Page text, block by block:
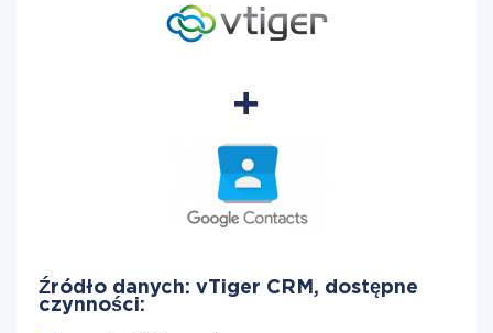
Źródło danych: vTiger CRM, dostępne
czynności: